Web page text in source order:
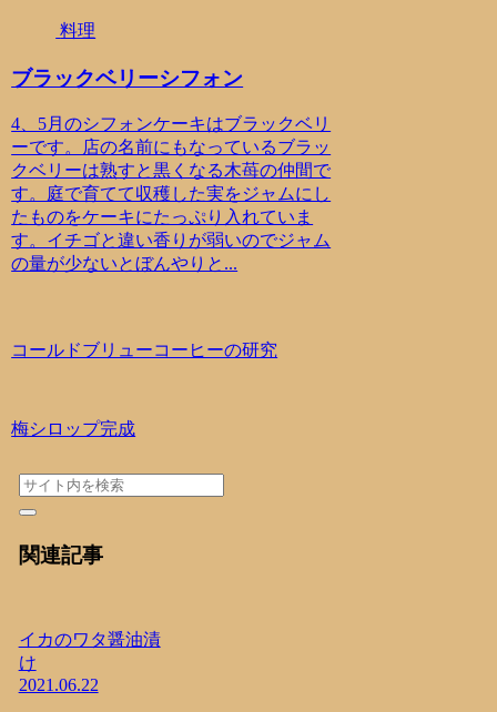
料理
ブラックベリーシフォン
4、5月のシフォンケーキはブラックベリ
ーです。店の名前にもなっているブラッ
クベリーは熟すと黒くなる木苺の仲間で
す。庭で育てて収穫した実をジャムにし
たものをケーキにたっぷり入れていま
す。イチゴと違い香りが弱いのでジャム
の量が少ないとぼんやりと...
コールドブリューコーヒーの研究
梅シロップ完成
関連記事
イカのワタ醤油漬
け
2021.06.22